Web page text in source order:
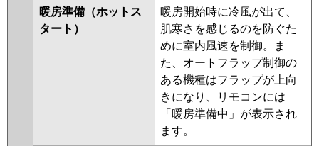
パナソニック PA-P63T7SGNBX PA-P63T7SGNB
PA-P63T7SG PA-P63T7SGN PA-
P63T6SGB PA-P63T6SGNB
PA-
P63T6SGN1 PA-P63T6SGA
暖房準備（ホットス
タート）
暖房開始時に冷風が出て、
肌寒さを感じるのを防ぐた
めに室内風速を制御。ま
た、オートフラップ制御の
ある機種はフラップが上向
きになり、リモコンには
「暖房準備中」が表示され
ます。